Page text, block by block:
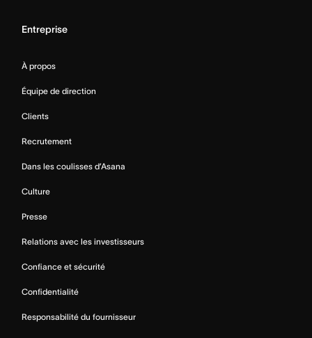
Entreprise
À propos
Équipe de direction
Clients
Recrutement
Dans les coulisses d’Asana
Culture
Presse
Relations avec les investisseurs
Confiance et sécurité
Confidentialité
Responsabilité du fournisseur